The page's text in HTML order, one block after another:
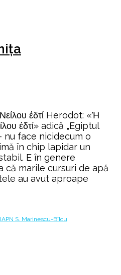
έδτί Herodot: «Ή
έδτί» adică „Egiptul
nu face nicidecum o
în chip lapidar un
E în genere
că marile cursuri de apă
au avut aproape